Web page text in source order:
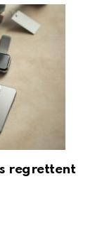
regrettent